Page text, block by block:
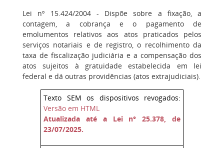
Lei nº 15.424/2004 - Dispõe sobre a fixação, a
contagem, a cobrança e o pagamento de
emolumentos relativos aos atos praticados pelos
serviços notariais e de registro, o recolhimento da
taxa de fiscalização judiciária e a compensação dos
atos sujeitos à gratuidade estabelecida em lei
federal e dá outras providências (atos extrajudiciais).
Texto SEM os dispositivos revogados:
Versão em HTML
Atualizada até a Lei n° 25.378, de
23/07/2025.